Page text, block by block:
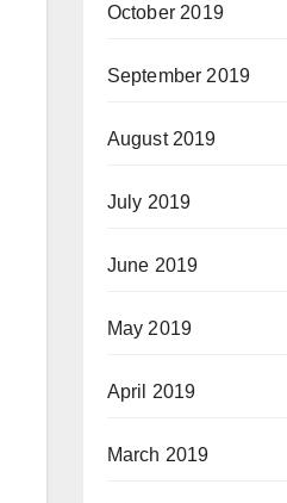
October 2019
September 2019
August 2019
July 2019
June 2019
May 2019
April 2019
March 2019